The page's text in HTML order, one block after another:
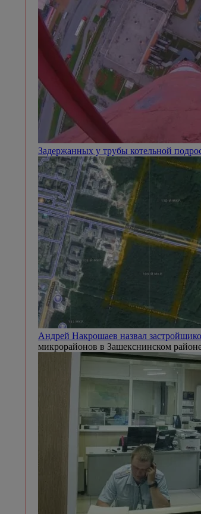
Задержанных у трубы котельной
Андрей Накрошаев назвал
микрорайонов в Зашекснинском